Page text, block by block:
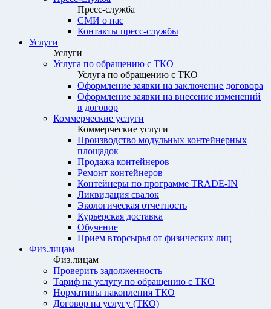
Пресс-служба
СМИ о нас
Контакты пресс-службы
Услуги
Услуги
Услуга по обращению с ТКО
Услуга по обращению с ТКО
Оформление заявки на заключение договора
Оформление заявки на внесение изменений
в договор
Коммерческие услуги
Коммерческие услуги
Производство модульных контейнерных
площадок
Продажа контейнеров
Ремонт контейнеров
Контейнеры по программе TRADE-IN
Ликвидация свалок
Экологическая отчетность
Курьерская доставка
Обучение
Прием вторсырья от физических лиц
Физ.лицам
Физ.лицам
Проверить задолженность
Тариф на услугу по обращению с ТКО
Нормативы накопления ТКО
Договор на услугу (ТКО)